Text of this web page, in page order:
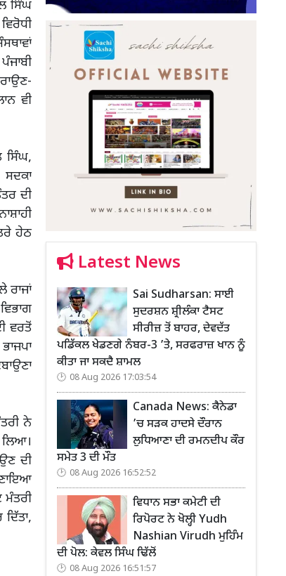
ਸਿੰਘ
ਵੀ
ਸਿੰਘ,
ਦੀ
ਹੇਠ
ਰਾਜਾਂ
ਵਰਤੋਂ
ਨੇ
ਦੀ
Latest News
Sai Sudharsan: ਸਾਈ
ਸੁਦਰਸ਼ਨ ਸ਼੍ਰੀਲੰਕਾ ਟੈਸਟ
ਸੀਰੀਜ਼ ਤੋਂ ਬਾਹਰ, ਦੇਵਦੱਤ
ਪਡਿੱਕਲ ਖੇਡਣਗੇ ਨੰਬਰ-3 ’ਤੇ, ਸਰਫਰਾਜ਼ ਖਾਨ ਨੂੰ
ਕੀਤਾ ਜਾ ਸਕਦੈ ਸ਼ਾਮਲ
08 Aug 2026 17:03:54
Canada News: ਕੈਨੇਡਾ
’ਚ ਸੜਕ ਹਾਦਸੇ ਦੌਰਾਨ
ਲੁਧਿਆਣਾ ਦੀ ਰਮਨਦੀਪ ਕੌਰ
ਸਮੇਤ 3 ਦੀ ਮੌਤ
08 Aug 2026 16:52:52
ਵਿਧਾਨ ਸਭਾ ਕਮੇਟੀ ਦੀ
ਰਿਪੋਰਟ ਨੇ ਖੋਲ੍ਹੀ Yudh
Nashian Virudh ਮੁਹਿੰਮ
ਦੀ ਪੋਲ: ਕੇਵਲ ਸਿੰਘ ਢਿੱਲੋਂ
08 Aug 2026 16:51:57